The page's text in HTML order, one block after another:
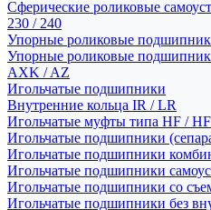
Сферические роликовые
230 / 240
Упорные роликовые
Упорные роликовые
AXK / AZ
Игольчатые подшипники
Внутренние кольца IR / LR
Игольчатые муфты типа HF /
Игольчатые подшипники
Игольчатые подшипники
Игольчатые подшипники
Игольчатые подшипники со
Игольчатые подшипники без